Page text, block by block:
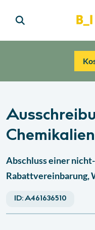
Abschluss einer
Rabattvereinbarung,
ID:A461636510